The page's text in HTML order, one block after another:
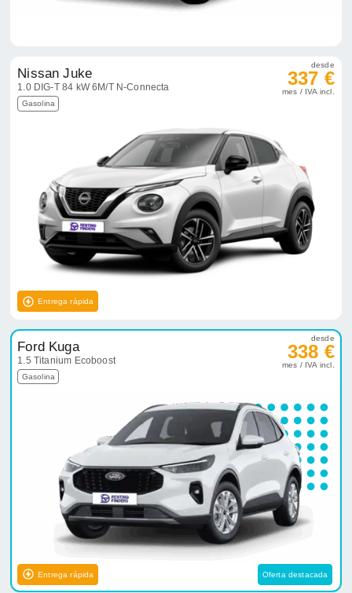
Nissan Juke
1.0 DIG-T 84 kW 6M/T N-Connecta
Gasolina
desde
337 €
mes / IVA incl.
Entrega rápida
Ford Kuga
1.5 Titanium Ecoboost
Gasolina
desde
338 €
mes / IVA incl.
Entrega rápida Oferta destacada